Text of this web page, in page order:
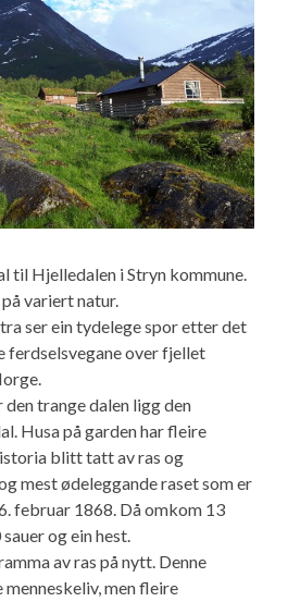
til Hjelledalen i Stryn kommune.
variert natur.
ser ein tydelege spor etter det
ferdselsvegane over fjellet
trange dalen ligg den
Husa på garden har fleire
blitt tatt av ras og
mest ødeleggande raset som er
februar 1868. Då omkom 13
og ein hest.
av ras på nytt. Denne
men fleire